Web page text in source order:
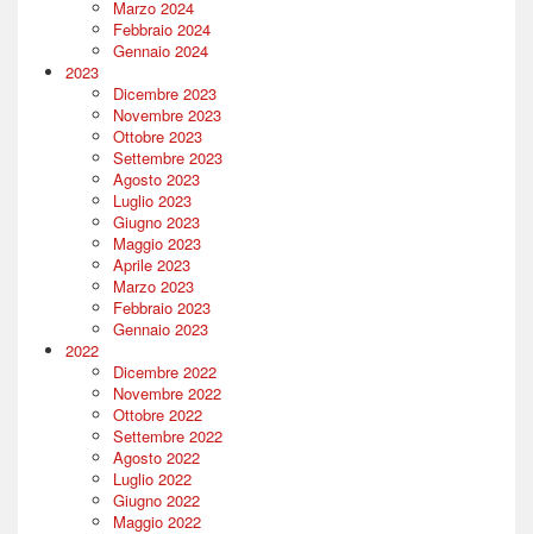
Marzo 2024
Febbraio 2024
Gennaio 2024
2023
Dicembre 2023
Novembre 2023
Ottobre 2023
Settembre 2023
Agosto 2023
Luglio 2023
Giugno 2023
Maggio 2023
Aprile 2023
Marzo 2023
Febbraio 2023
Gennaio 2023
2022
Dicembre 2022
Novembre 2022
Ottobre 2022
Settembre 2022
Agosto 2022
Luglio 2022
Giugno 2022
Maggio 2022